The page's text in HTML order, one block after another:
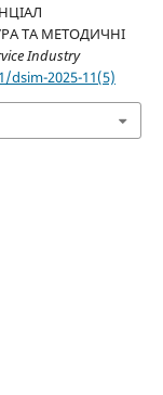
ТА МЕТОДИЧНІ
Industry
dsim-2025-11(5)